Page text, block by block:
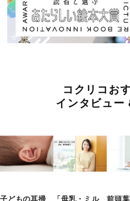
コクリコお
インタビュー
子どもの耳掃
「母乳・ミル
前頭